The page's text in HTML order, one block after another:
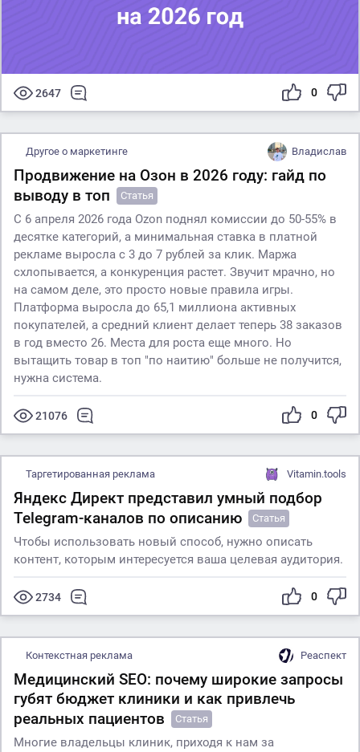
2647 0
Другое о маркетинге Владислав
Продвижение на Озон в 2026 году: гайд по
выводу в топ
Статья
С 6 апреля 2026 года Ozon поднял комиссии до 50-55% в
десятке категорий, а минимальная ставка в платной
рекламе выросла с 3 до 7 рублей за клик. Маржа
схлопывается, а конкуренция растет. Звучит мрачно, но
на самом деле, это просто новые правила игры.
Платформа выросла до 65,1 миллиона активных
покупателей, а средний клиент делает теперь 38 заказов
в год вместо 26. Места для роста еще много. Но
вытащить товар в топ "по наитию" больше не получится,
нужна система.
21076 0
Таргетированная реклама Vitamin.tools
Яндекс Директ представил умный подбор
Telegram-каналов по описанию
Статья
Чтобы использовать новый способ, нужно описать
контент, которым интересуется ваша целевая аудитория.
2734 0
Контекстная реклама Реаспект
Медицинский SEO: почему широкие запросы
губят бюджет клиники и как привлечь
реальных пациентов
Статья
Многие владельцы клиник, приходя к нам за